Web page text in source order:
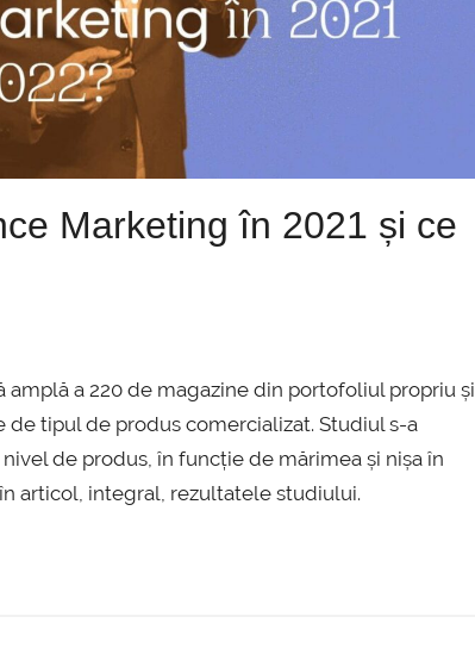
Marketing în 2021 și ce
amplă a 220 de magazine din portofoliul propriu și
tipul de produs comercializat. Studiul s-a
de produs, în funcție de mărimea și nișa în
articol, integral, rezultatele studiului.